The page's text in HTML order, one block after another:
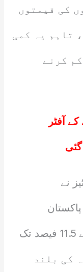
کی قیمتوں
تاہم یہ کمی
کرنے
آفٹر
نے
مئی 2026 میں پاکستان
کاکنزیومر پرائس انڈیکس 11 سے 11.5 فیصد تک
جو گزشتہ 23 ماہ کی بلند